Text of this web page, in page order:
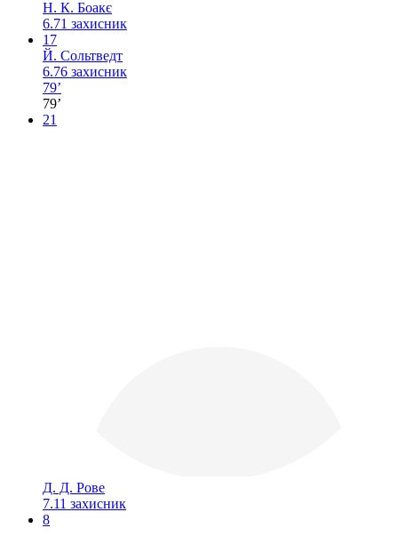
Н. К. Боакє
6.71 захисник
17
Й. Сольтведт
6.76 захисник
79’
79’
21
Д. Д. Рове
7.11 захисник
8